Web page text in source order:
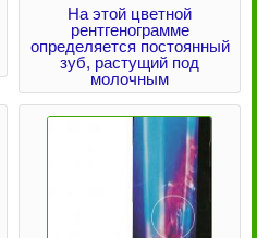
На этой цветной
рентгенограмме
определяется постоянный
зуб, растущий под
молочным